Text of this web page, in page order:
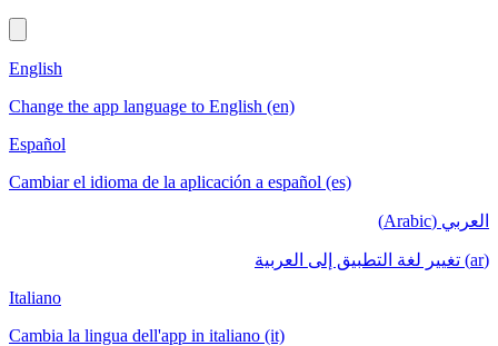
English
Change the app language to English (en)
Español
Cambiar el idioma de la aplicación a español (es)
العربي (Arabic)
(ar) تغيير لغة التطبيق إلى العربية
Italiano
Cambia la lingua dell'app in italiano (it)